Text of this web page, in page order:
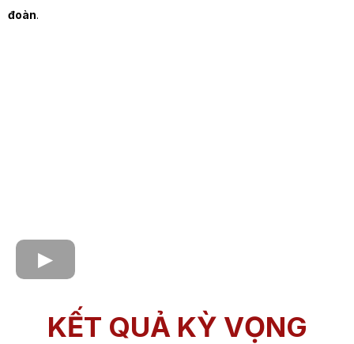
đoàn.
KẾT QUẢ KỲ VỌNG